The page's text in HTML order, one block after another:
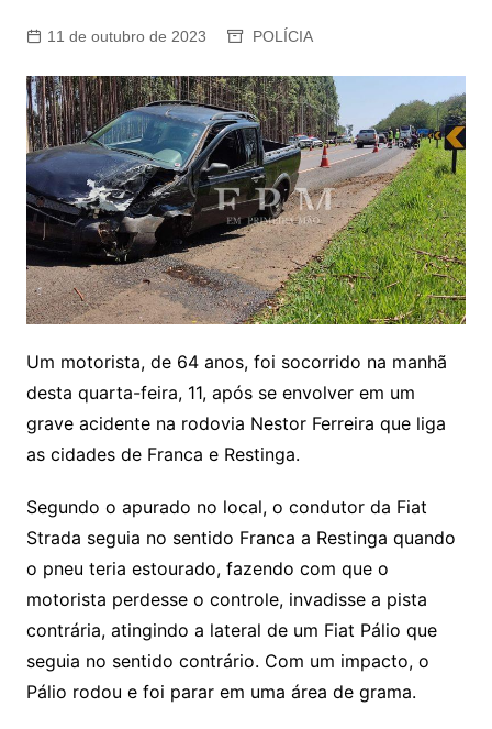
11 de outubro de 2023 POLÍCIA
Um motorista, de 64 anos, foi socorrido na manhã
desta quarta-feira, 11, após se envolver em um
grave acidente na rodovia Nestor Ferreira que liga
as cidades de Franca e Restinga.
Segundo o apurado no local, o condutor da Fiat
Strada seguia no sentido Franca a Restinga quando
o pneu teria estourado, fazendo com que o
motorista perdesse o controle, invadisse a pista
contrária, atingindo a lateral de um Fiat Pálio que
seguia no sentido contrário. Com um impacto, o
Pálio rodou e foi parar em uma área de grama.